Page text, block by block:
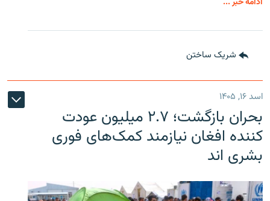
شریک ساختن
اسد ۱۶, ۱۴۰۵
بحران بازگشت؛ ۲.۷ میلیون عودت
کننده افغان نیازمند کمک‌های فوری
بشری اند